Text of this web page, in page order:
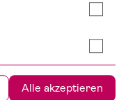
Alle akzeptieren
und das Tomaten-
Pasta, Fisch oder
Im Shop